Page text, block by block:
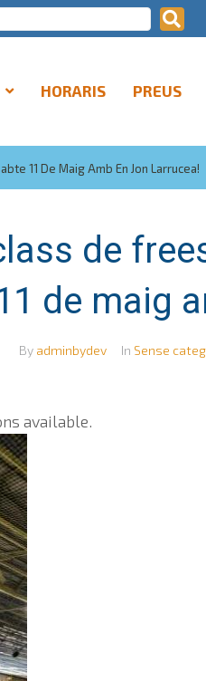
HORARIS PREUS
11 De Maig Amb En Jon Larrucea!
de
de maig
By adminbydev In Sense
available.